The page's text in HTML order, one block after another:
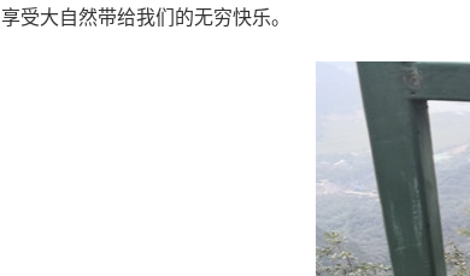
享受大自然带给我们的无穷快乐。